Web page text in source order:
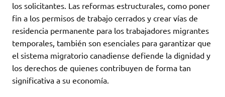
los solicitantes. Las reformas estructurales, como poner
fin a los permisos de trabajo cerrados y crear vías de
residencia permanente para los trabajadores migrantes
temporales, también son esenciales para garantizar que
el sistema migratorio canadiense defiende la dignidad y
los derechos de quienes contribuyen de forma tan
significativa a su economía.